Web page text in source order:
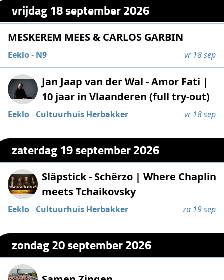
vrijdag 18 september 2026
MESKEREM MEES & CARLOS GARBIN
Eeklo- N9 vr 18 sep
Jan Jaap van der Wal - Amor Fati |
10 jaar in Vlaanderen (full try-out)
Eeklo- Cultuurhuis Herbakker vr 18 sep
zaterdag 19 september 2026
Släpstick - Schërzo | Where Chaplin
meets Tchaikovsky
Eeklo- Cultuurhuis Herbakker za 19 sep
zondag 20 september 2026